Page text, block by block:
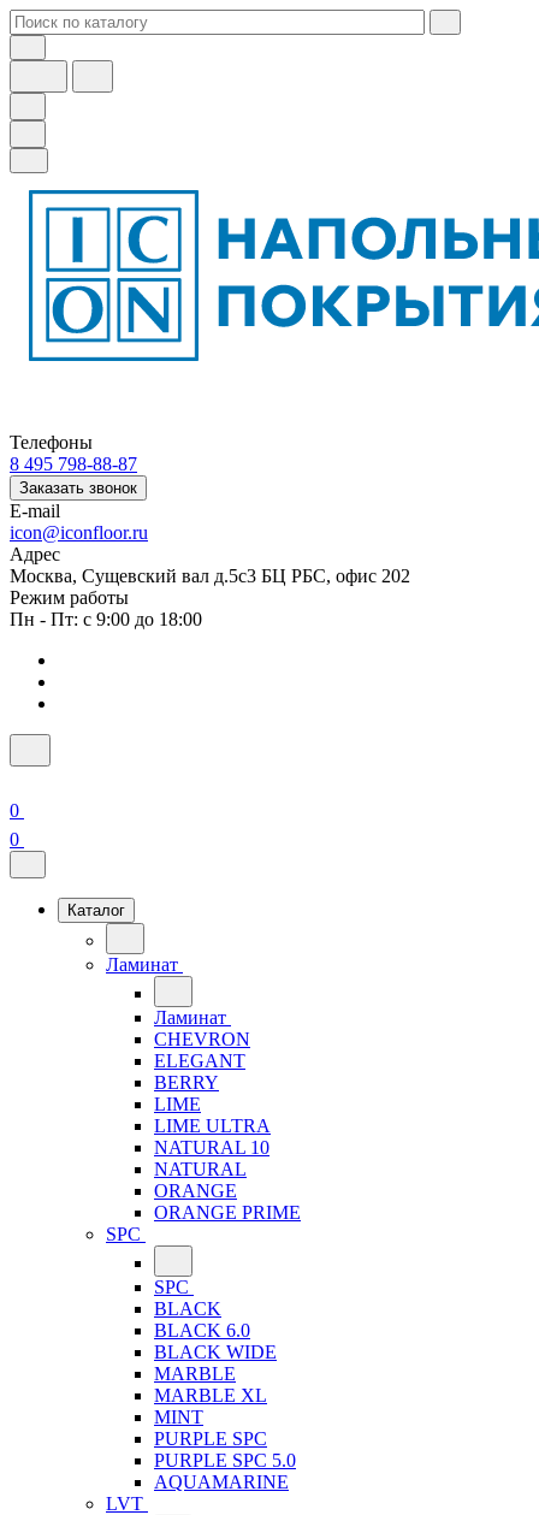
Телефоны
8 495 798-88-87
Заказать звонок
E-mail
icon@iconfloor.ru
Адрес
Москва, Сущевский вал д.5с3 БЦ РБС, офис 202
Режим работы
Пн - Пт: с 9:00 до 18:00
0
0
Каталог
Ламинат
Ламинат
CHEVRON
ELEGANT
BERRY
LIME
LIME ULTRA
NATURAL 10
NATURAL
ORANGE
ORANGE PRIME
SPC
SPC
BLACK
BLACK 6.0
BLACK WIDE
MARBLE
MARBLE XL
MINT
PURPLE SPC
PURPLE SPC 5.0
AQUAMARINE
LVT